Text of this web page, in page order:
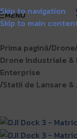
Skip to navigation
Skip to main
Livrare GRATUITĂ
MENU
Prima pagină/Drone
Drone Industriale &
Enterprise
/Statii de Lansare